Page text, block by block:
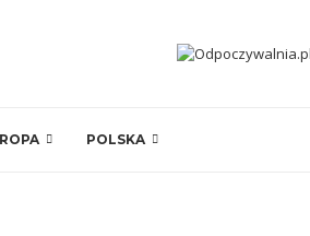
POLSKA